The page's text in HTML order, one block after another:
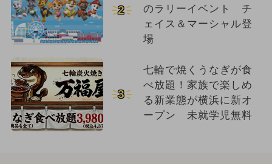
2
のラリーイベント チ
ェイス＆マーシャル登
場
3
七輪で焼くうなぎが食
べ放題！家族で楽しめ
る新業態が横浜に新オ
ープン 未就学児無料